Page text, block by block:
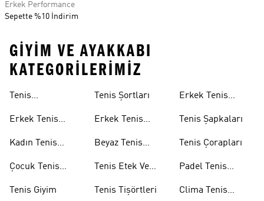
Erkek Performance
Sepette %10 İndirim
GIYIM VE AYAKKABI
KATEGORILERIMIZ
Tenis
Erkek Tenis
Kadın Tenis
Çocuk Tenis
Tenis Giyim
Tenis Şortları
Erkek Tenis
Beyaz Tenis
Tenis Etek Ve
Tenis Tişörtleri
Erkek Tenis
Tenis Şapkaları
Tenis Çorapları
Padel Tenis
Clima Tenis